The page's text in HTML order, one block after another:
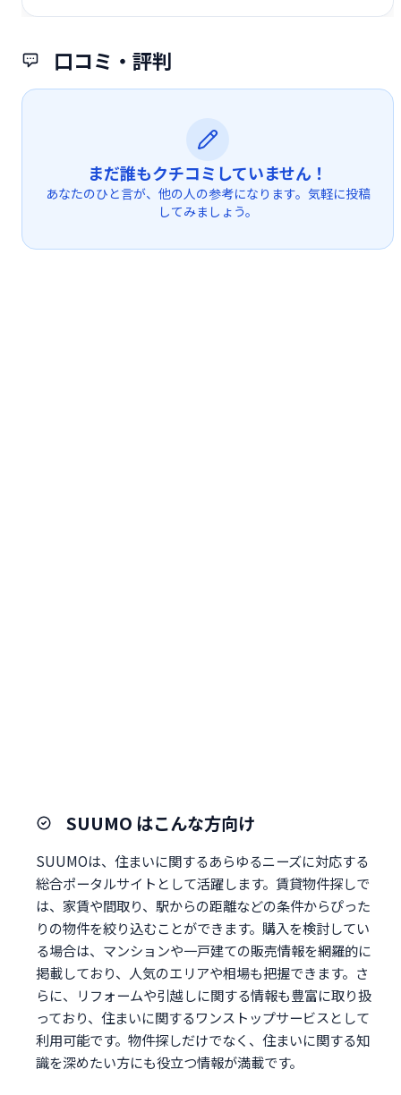
口コミ・評判
まだ誰もクチコミしていません！
あなたのひと言が、他の人の参考になります。気軽に投稿
してみましょう。
SUUMO はこんな方向け
SUUMOは、住まいに関するあらゆるニーズに対応する
総合ポータルサイトとして活躍します。賃貸物件探しで
は、家賃や間取り、駅からの距離などの条件からぴった
りの物件を絞り込むことができます。購入を検討してい
る場合は、マンションや一戸建ての販売情報を網羅的に
掲載しており、人気のエリアや相場も把握できます。さ
らに、リフォームや引越しに関する情報も豊富に取り扱
っており、住まいに関するワンストップサービスとして
利用可能です。物件探しだけでなく、住まいに関する知
識を深めたい方にも役立つ情報が満載です。